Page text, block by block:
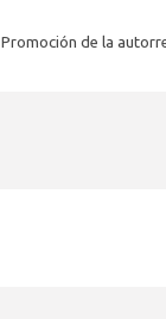
Promoción de la